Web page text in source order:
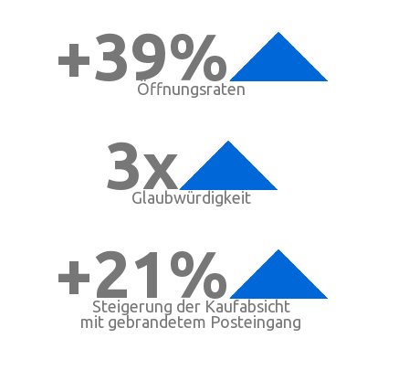
+39%
Öffnungsraten
3x
Glaubwürdigkeit
+21%
Steigerung der Kaufabsicht
mit gebrandetem Posteingang